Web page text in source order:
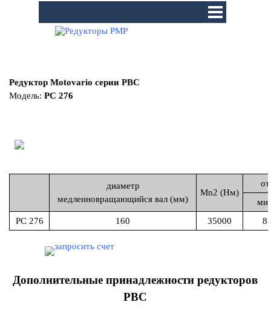
Перейти к контенту
Редуктор Motovario серии PBC
Модель: PC 276
диаметр
медленновращающийся вал (мм)
Mn2 (Hм)
PC 276
160 35000 8
Дополнительные принадлежности редукторов
PBC